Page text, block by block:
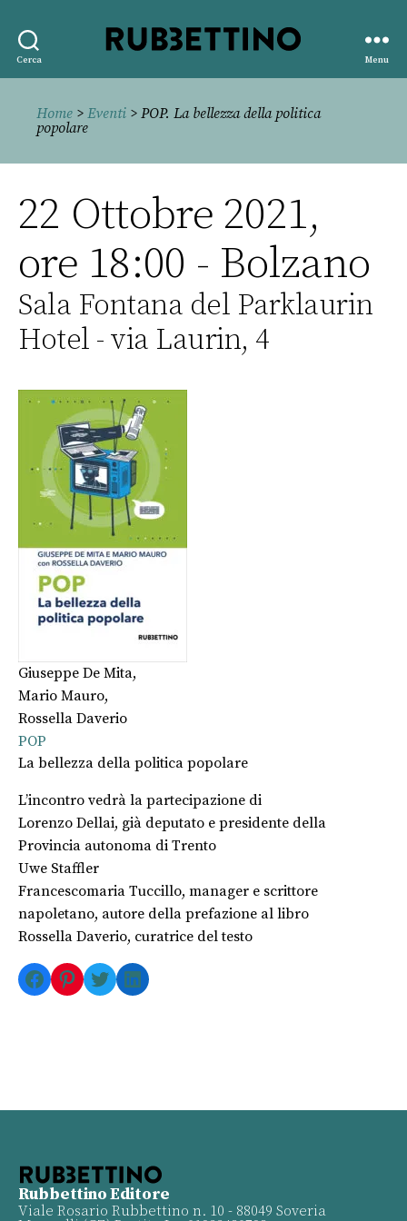
Cerca
editore
Menu
Home > Eventi > POP. La bellezza della politica
popolare
22 Ottobre 2021,
ore 18:00 - Bolzano
Sala Fontana del Parklaurin
Hotel - via Laurin, 4
Giuseppe De Mita,
Mario Mauro,
Rossella Daverio
POP
La bellezza della politica popolare
L’incontro vedrà la partecipazione di
Lorenzo Dellai, già deputato e presidente della
Provincia autonoma di Trento
Uwe Staffler
Francescomaria Tuccillo, manager e scrittore
napoletano, autore della prefazione al libro
Rossella Daverio, curatrice del testo
Facebook
Pinterest
TwitterLinkedIn
Rubbettino Editore
Viale Rosario Rubbettino n. 10 - 88049 Soveria